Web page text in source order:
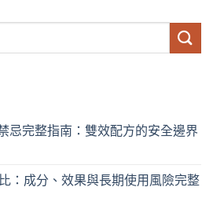
忌完整指南：雙效配方的安全邊界
：成分、效果與長期使用風險完整